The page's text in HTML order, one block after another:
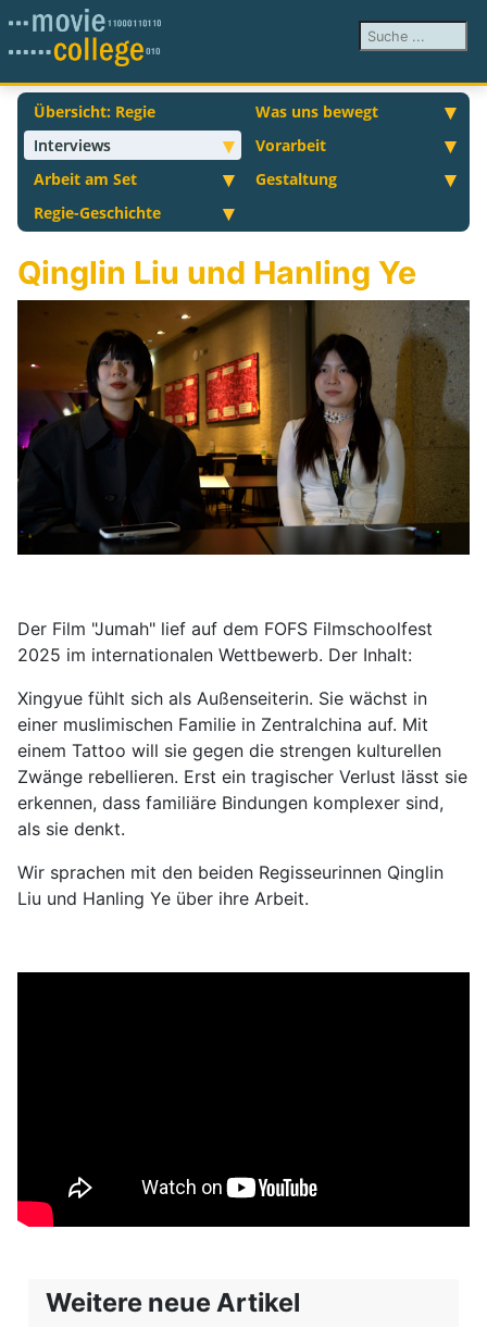
Suchen ...
Übersicht: Regie
Was uns bewegt
Interviews
Vorarbeit
Arbeit am Set
Gestaltung
Regie-Geschichte
Qinglin Liu und Hanling Ye
Der Film "Jumah" lief auf dem FOFS Filmschoolfest
2025 im internationalen Wettbewerb. Der Inhalt:
Xingyue fühlt sich als Außenseiterin. Sie wächst in
einer muslimischen Familie in Zentralchina auf. Mit
einem Tattoo will sie gegen die strengen kulturellen
Zwänge rebellieren. Erst ein tragischer Verlust lässt sie
erkennen, dass familiäre Bindungen komplexer sind,
als sie denkt.
Wir sprachen mit den beiden Regisseurinnen Qinglin
Liu und Hanling Ye über ihre Arbeit.
Weitere neue Artikel